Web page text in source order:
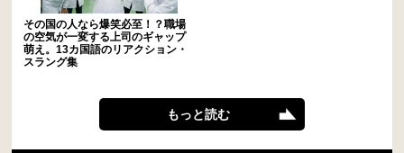
その国の人なら爆笑必至！？職場
の空気が一変する上司のギャップ
萌え。13カ国語のリアクション・
スラング集
もっと読む